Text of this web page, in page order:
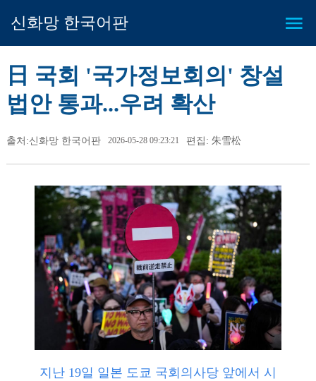
신화망 한국어판
日 국회 '국가정보회의' 창설
법안 통과...우려 확산
출처:신화망 한국어판 2026-05-28 09:23:21 편집: 朱雪松
지난 19일 일본 도쿄 국회의사당 앞에서 시